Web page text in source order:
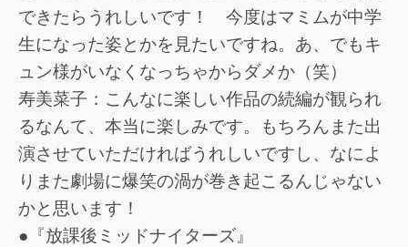
できたらうれしいです！ 今度はマミムが中学
生になった姿とかを見たいですね。あ、でもキ
ュン様がいなくなっちゃからダメか（笑）
寿美菜子：こんなに楽しい作品の続編が観られ
るなんて、本当に楽しみです。もちろんまた出
演させていただければうれしいですし、なによ
りまた劇場に爆笑の渦が巻き起こるんじゃない
かと思います！
●『放課後ミッドナイターズ』